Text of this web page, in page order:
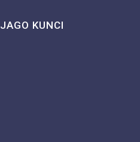
JAGO KUNCI